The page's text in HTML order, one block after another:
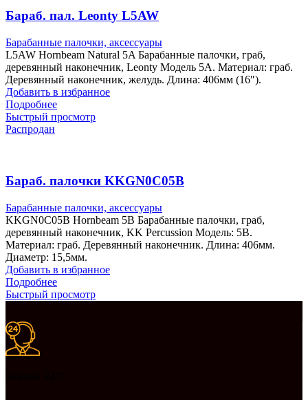
Бараб. пал. Leonty L5AW
Барабанные палочки, аксессуары
L5AW Hornbeam Natural 5A Барабанные палочки, граб,
деревянный наконечник, Leonty Модель 5А. Материал: граб.
Деревянный наконечник, желудь. Длина: 406мм (16″).
Добавить в избранное
Подробнее
Быстрый просмотр
Распродан
Бараб. палочки KKGN0C05B
Барабанные палочки, аксессуары
KKGN0C05B Hornbeam 5B Барабанные палочки, граб,
деревянный наконечник, KK Percussion Модель: 5B.
Материал: граб. Деревянный наконечник. Длина: 406мм.
Диаметр: 15,5мм.
Добавить в избранное
Подробнее
Быстрый просмотр